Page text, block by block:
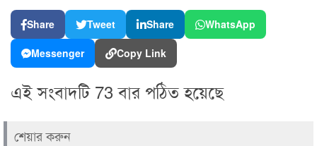
Share Tweet Share WhatsApp
Messenger Copy Link
এই সংবাদটি 73 বার পঠিত হয়েছে
শেয়ার করুন